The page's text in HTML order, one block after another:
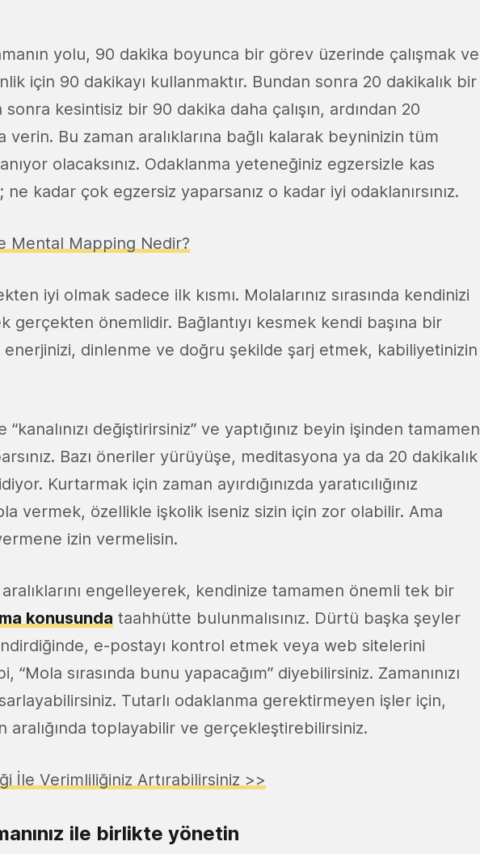
yolu, 90 dakika boyunca bir görev üzerinde çalışmak ve
için 90 dakikayı kullanmaktır. Bundan sonra 20 dakikalık bir
kesintisiz bir 90 dakika daha çalışın, ardından 20
verin. Bu zaman aralıklarına bağlı kalarak beyninizin tüm
olacaksınız. Odaklanma yeteneğiniz egzersizle kas
kadar çok egzersiz yaparsanız o kadar iyi odaklanırsınız.
Mental Mapping Nedir?
iyi olmak sadece ilk kısmı. Molalarınız sırasında kendinizi
gerçekten önemlidir. Bağlantıyı kesmek kendi başına bir
dinlenme ve doğru şekilde şarj etmek, kabiliyetinizin
değiştirirsiniz” ve yaptığınız beyin işinden tamamen
Bazı öneriler yürüyüşe, meditasyona ya da 20 dakikalık
Kurtarmak için zaman ayırdığınızda yaratıcılığınız
vermek, özellikle işkolik iseniz sizin için zor olabilir. Ama
izin vermelisin.
engelleyerek, kendinize tamamen önemli tek bir
konusunda taahhütte bulunmalısınız. Dürtü başka şeyler
e-postayı kontrol etmek veya web sitelerini
“Mola sırasında bunu yapacağım” diyebilirsiniz. Zamanınızı
Tutarlı odaklanma gerektirmeyen işler için,
aralığında toplayabilir ve gerçekleştirebilirsiniz.
İle Verimliliğiniz Artırabilirsiniz >>
ile birlikte yönetin